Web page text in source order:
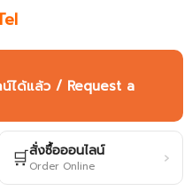
น์ได้แล้ว / Request a
🛒สั่งซื้อออนไลน์
Order Online ›